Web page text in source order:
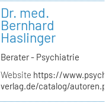
Dr. med.
Bernhard
Haslinger
Berater - Psychiatrie
Website https://
verlag.de/catalog/